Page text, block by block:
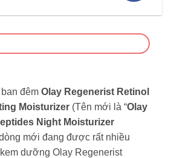
đêm Olay Regenerist Retinol
Moisturizer (Tên mới là “Olay
Night Moisturizer
mới đang được rất nhiều
dưỡng Olay Regenerist